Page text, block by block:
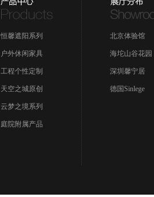
恒馨遮阳系列
户外休闲家具
工程个性定制
天空之城原创
云梦之境系列
庭院附属产品
北京体验馆
海坨山谷花园
深圳馨宁居
德国Sinlege